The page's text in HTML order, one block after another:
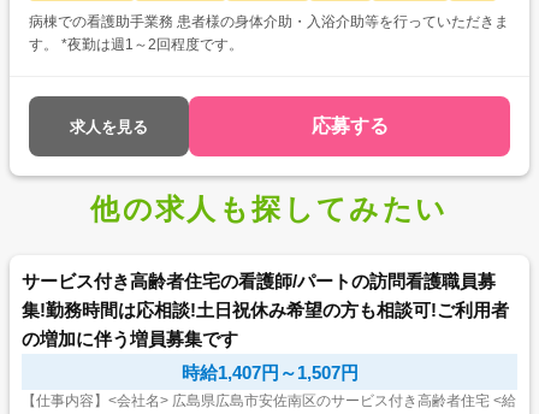
病棟での看護助手業務 患者様の身体介助・入浴介助等を行っていただきま
す。 *夜勤は週1～2回程度です。
求人を見る 応募する
他の求人も探してみたい
サービス付き高齢者住宅の看護師/パートの訪問看護職員募
集!勤務時間は応相談!土日祝休み希望の方も相談可!ご利用者
の増加に伴う増員募集です
時給1,407円～1,507円
【仕事内容】<会社名> 広島県広島市安佐南区のサービス付き高齢者住宅 <給